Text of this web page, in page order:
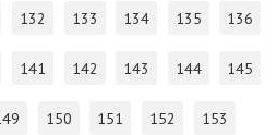
132 133 134 135 136
141 142 143 144 145
150 151 152 153